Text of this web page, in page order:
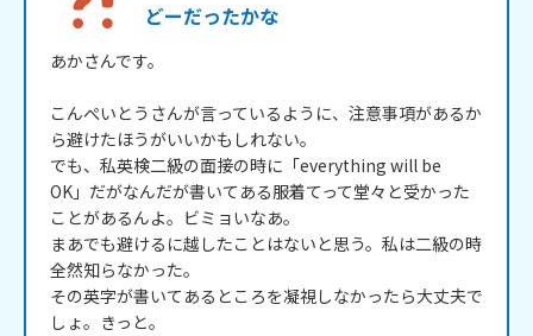
どーだったかな
あかさんです。
こんぺいとうさんが言っているように、注意事項があるか
ら避けたほうがいいかもしれない。
でも、私英検二級の面接の時に「everything will be
OK」だがなんだが書いてある服着てって堂々と受かった
ことがあるんよ。ビミョいなあ。
まあでも避けるに越したことはないと思う。私は二級の時
全然知らなかった。
その英字が書いてあるところを凝視しなかったら大丈夫で
しょ。きっと。